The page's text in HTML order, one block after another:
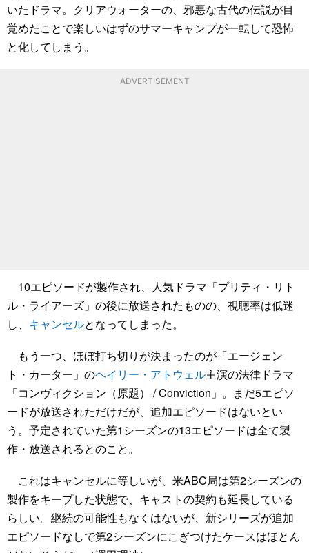
いたドラマ。クリアウォーターの、邪悪な古代の伝説が目
覚めたことで楽しいはずのサマーキャンプが一転して恐怖
と化してしまう。
ADVERTISEMENT
10エピソードが製作され、人気ドラマ「プリティ・リト
ル・ライアーズ」の後に放送されたものの、視聴率は低迷
し、 キャンセルとなってしまった。
もう一つ、ほぼ打ち切りが決まったのが「エージェン
ト・カーター」のヘイリー・アトウェル主演の法律ドラマ
「コンヴィクション（原題） / Conviction」。まだ5エピソ
ードが放送されただけだが、追加エピソードはないとい
う。予定されていた第1シーズンの13エピソードは全て製
作・放送されるとのこと。
これはキャンセルに等しいが、米ABC局は第2シーズンの
製作をキープした状態で、キャストの契約も延長している
らしい。継続の可能性もなくはないが、新シリーズが追加
エピソードなしで第2シーズンにこぎつけたケースはほとん